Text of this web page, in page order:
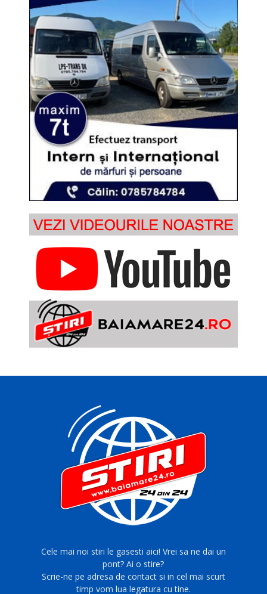
Cele mai noi stiri le gasesti aici! Vrei sa ne dai un
pont? Ai o stire?
Scrie-ne pe adresa de contact si in cel mai scurt
timp vom lua legatura cu tine.